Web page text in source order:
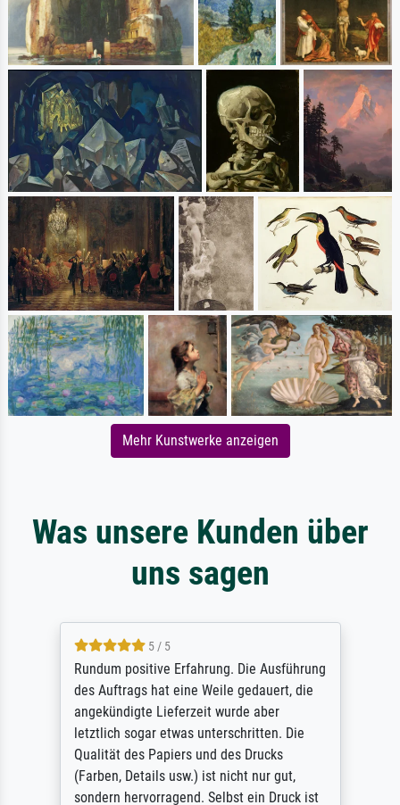
Mehr Kunstwerke anzeigen
Was unsere Kunden über
uns sagen
5 / 5
Rundum positive Erfahrung. Die Ausführung
des Auftrags hat eine Weile gedauert, die
angekündigte Lieferzeit wurde aber
letztlich sogar etwas unterschritten. Die
Qualität des Papiers und des Drucks
(Farben, Details usw.) ist nicht nur gut,
sondern hervorragend. Selbst ein Druck ist